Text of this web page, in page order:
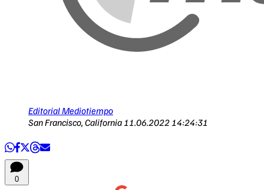
Editorial Mediotiempo
San Francisco, California 11.06.2022 14:24:31
0